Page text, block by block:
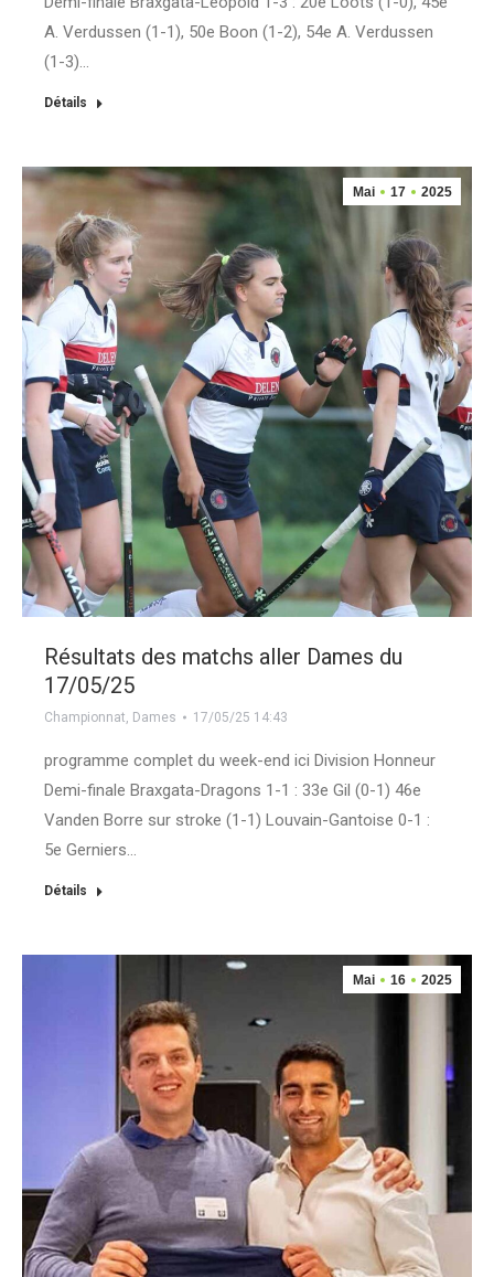
A. Verdussen (1-1), 50e Boon (1-2), 54e A. Verdussen
(1-3)…
Détails
Mai 17 2025
Résultats des matchs aller Dames du
17/05/25
Championnat, Dames 17/05/25 14:43
programme complet du week-end ici Division Honneur
Demi-finale Braxgata-Dragons 1-1 : 33e Gil (0-1) 46e
Vanden Borre sur stroke (1-1) Louvain-Gantoise 0-1 :
5e Gerniers…
Détails
Mai 16 2025